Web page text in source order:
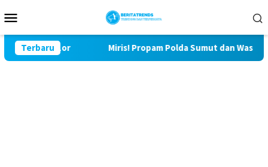
ke
Mobile
Terbaru
Bulu Lor Miris! Propam Polda Sumut dan Wasidik